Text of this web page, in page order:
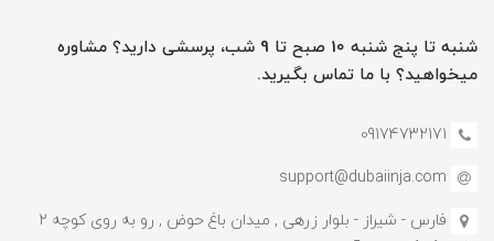
شنبه تا پنج شنبه 10 صبح تا 9 شب، پرسشی دارید؟ مشاوره
میخواهید؟ با ما تماس بگیرید.
09174732171
support@dubaiinja.com
فارس - شیراز - بلوار زرهی , میدان باغ حوض , رو به روی کوچه 2